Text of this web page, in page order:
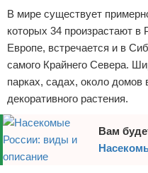
В мире существует
которых 34 произрастают в
Европе, встречается и в
самого Крайнего Севера.
парках, садах, около домов
декоративного растения.
Вам